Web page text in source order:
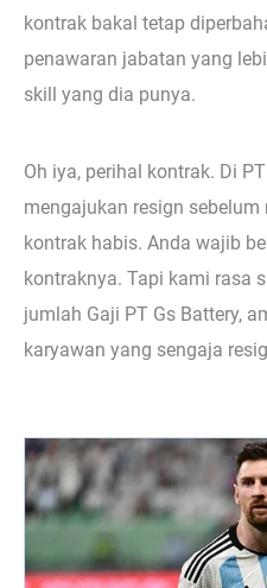
kontrak bakal tetap
penawaran jabatan yang
skill yang dia punya.
Oh iya, perihal kontrak. Di
mengajukan resign
kontrak habis. Anda wajib
kontraknya. Tapi kami rasa
jumlah Gaji PT Gs Battery,
karyawan yang sengaja